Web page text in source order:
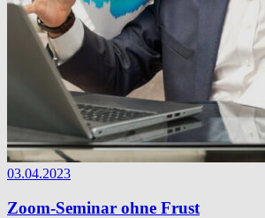
03.04.2023
Zoom-Seminar ohne Frust